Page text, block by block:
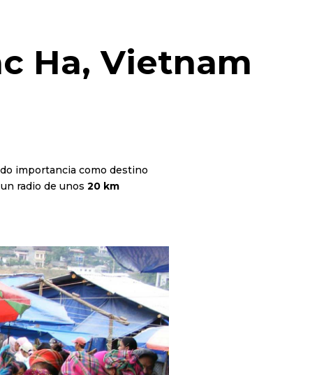
Ha, Vietnam
importancia como destino
radio de unos 20 km